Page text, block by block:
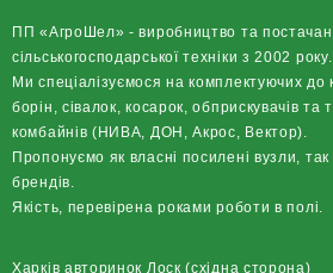
ПП «АгроШел» - виробництво та
сільськогосподарської техніки з 2002 року.
Ми спеціалізуємося на комплектуючих до
борін, сівалок, косарок, обприскувачів
комбайнів (НИВА, ДОН, Акрос, Вектор).
Пропонуємо як власні посилені вузли, так
брендів.
Якість, перевірена роками роботи в полі.
Харків авторинок Лоск (східна сторона)